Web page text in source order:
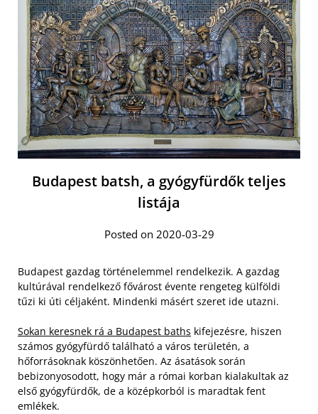
Budapest batsh, a gyógyfürdők teljes
listája
Posted on 2020-03-29
Budapest gazdag történelemmel rendelkezik. A gazdag
kultúrával rendelkező fővárost évente rengeteg külföldi
tűzi ki úti céljaként. Mindenki másért szeret ide utazni.
Sokan keresnek rá a Budapest baths kifejezésre, hiszen
számos gyógyfürdő található a város területén, a
hőforrásoknak köszönhetően. Az ásatások során
bebizonyosodott, hogy már a római korban kialakultak az
első gyógyfürdők, de a középkorból is maradtak fent
emlékek.